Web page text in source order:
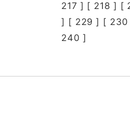
217 ] [ 218 ] [
] [ 229 ] [ 230
240 ]